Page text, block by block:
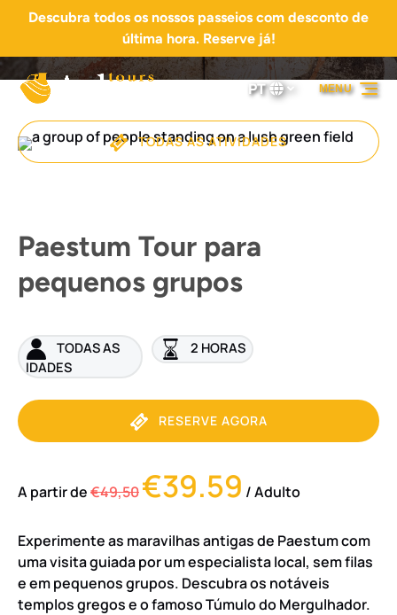
Passar para a navegação primária
Passar para o conteúdo
Passar para o rodapé
Descubra todos os nossos passeios com desconto de
última hora. Reserve já!
Selecione
o
seu
idioma
PT
TODAS AS ATIVIDADES
MENU
Paestum Tour para
pequenos grupos
TODAS AS
IDADES
2 HORAS
RESERVE AGORA
A partir de€49,50€39.59 / Adulto
Experimente as maravilhas antigas de Paestum com
uma visita guiada por um especialista local, sem filas
e em pequenos grupos. Descubra os notáveis
templos gregos e o famoso Túmulo do Mergulhador.